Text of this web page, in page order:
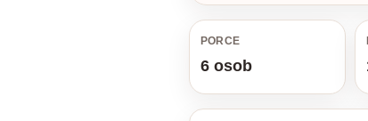
PORCE
6 osob